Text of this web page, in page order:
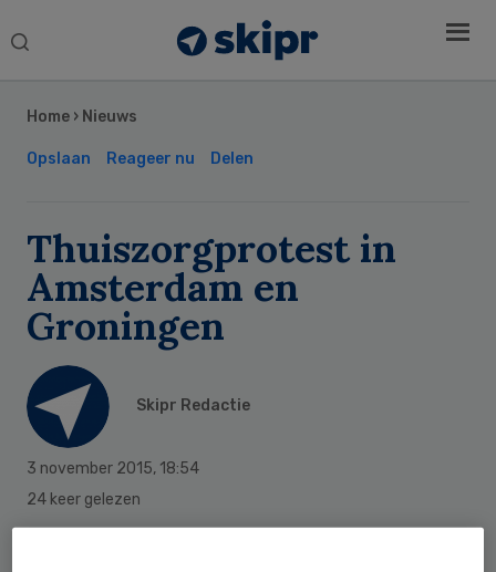
Search
Home › Nieuws
Opslaan Reageer nu Delen
Thuiszorgprotest in
Amsterdam en
Groningen
Skipr Redactie
3 november 2015, 18:54
24 keer gelezen
Sidebar